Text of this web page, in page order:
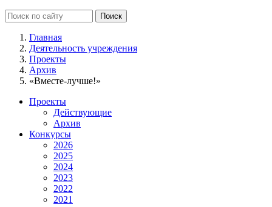
Главная
Деятельность учреждения
Проекты
Архив
«Вместе-лучше!»
Проекты
Действующие
Архив
Конкурсы
2026
2025
2024
2023
2022
2021